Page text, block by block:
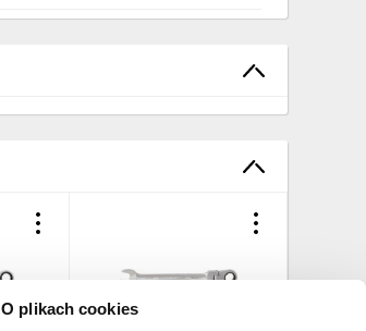
O plikach cookies